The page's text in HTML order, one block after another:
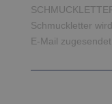
Schmuckletter
E-Mail zugesendet.